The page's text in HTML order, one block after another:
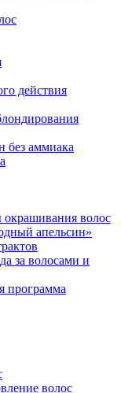
действия
без аммиака
окрашивания волос
апельсин»
за волосами и
программа
волос